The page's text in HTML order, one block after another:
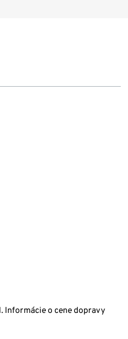
Informácie o cene dopravy